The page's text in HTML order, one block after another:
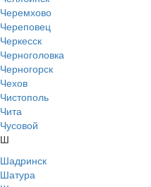
Черемхово
Череповец
Черкесск
Черноголовка
Черногорск
Чехов
Чистополь
Чита
Чусовой
Ш
Шадринск
Шатура